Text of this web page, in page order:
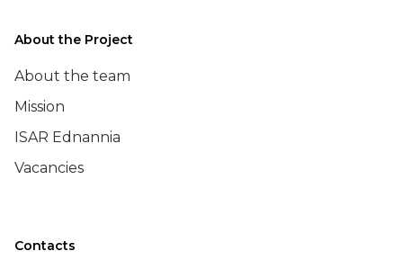
About the Project
About the team
Mission
ISAR Ednannia
Vacancies
Contacts